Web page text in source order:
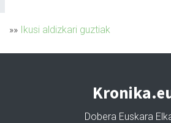
»» Ikusi aldizkari guztiak
Dobera Euskara